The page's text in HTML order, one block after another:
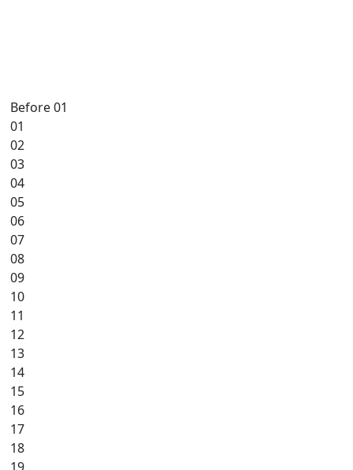
Before 01
01
02
03
04
05
06
07
08
09
10
11
12
13
14
15
16
17
18